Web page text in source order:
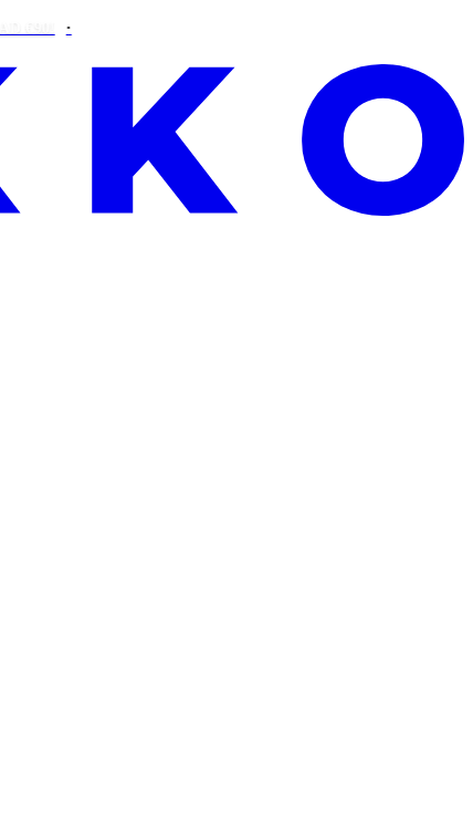
SAMO OVAJ VIKEND: BESPLATNA ALOE VERA UZ